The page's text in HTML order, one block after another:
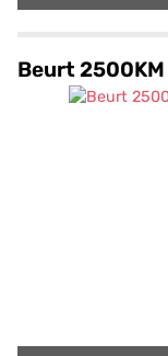
Beurt